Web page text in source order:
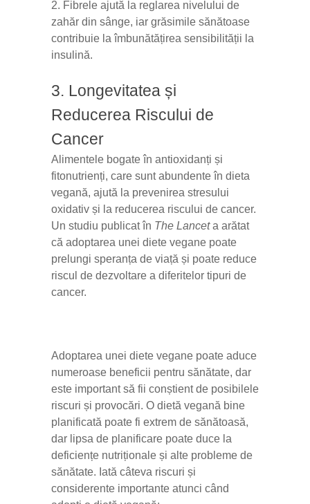
2. Fibrele ajută la reglarea nivelului de
zahăr din sânge, iar grăsimile sănătoase
contribuie la îmbunătățirea sensibilității la
insulină.
3. Longevitatea și
Reducerea Riscului de
Cancer
Alimentele bogate în antioxidanți și
fitonutrienți, care sunt abundente în dieta
vegană, ajută la prevenirea stresului
oxidativ și la reducerea riscului de cancer.
Un studiu publicat în The Lanceta arătat
că adoptarea unei diete vegane poate
prelungi speranța de viață și poate reduce
riscul de dezvoltare a diferitelor tipuri de
cancer.
Adoptarea unei diete vegane poate aduce
numeroase beneficii pentru sănătate, dar
este important să fii conștient de posibilele
riscuri și provocări. O dietă vegană bine
planificată poate fi extrem de sănătoasă,
dar lipsa de planificare poate duce la
deficiențe nutriționale și alte probleme de
sănătate. Iată câteva riscuri și
considerente importante atunci când